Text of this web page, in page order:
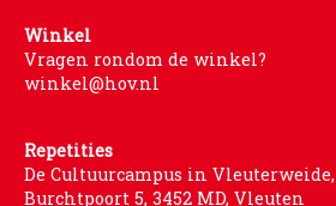
Winkel
Vragen rondom de winkel?
winkel@hov.nl
Repetities
De Cultuurcampus in Vleuterweide,
Burchtpoort 5, 3452 MD, Vleuten